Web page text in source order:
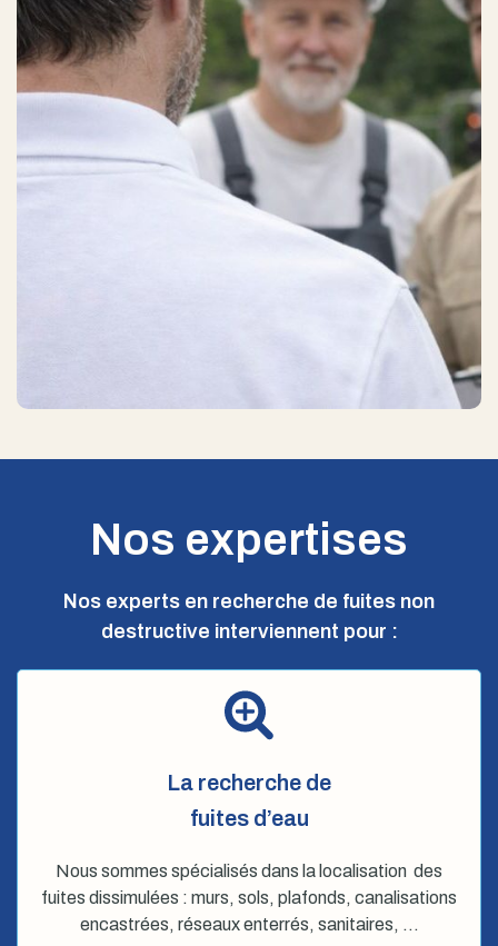
Nos expertises
Nos experts en recherche de fuites non
destructive interviennent pour :
La recherche de
fuites d’eau
Nous sommes spécialisés dans la localisation des
fuites dissimulées : murs, sols, plafonds, canalisations
encastrées, réseaux enterrés, sanitaires, …